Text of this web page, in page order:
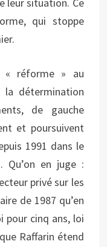
qui stoppe
« réforme » au
détermination
de gauche
et poursuivent
1991 dans le
Qu’on en juge :
privé sur les
de 1987 qu’en
pour cinq ans, loi
Raffarin étend